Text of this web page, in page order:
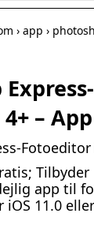
› app ›
–
app til
11.0